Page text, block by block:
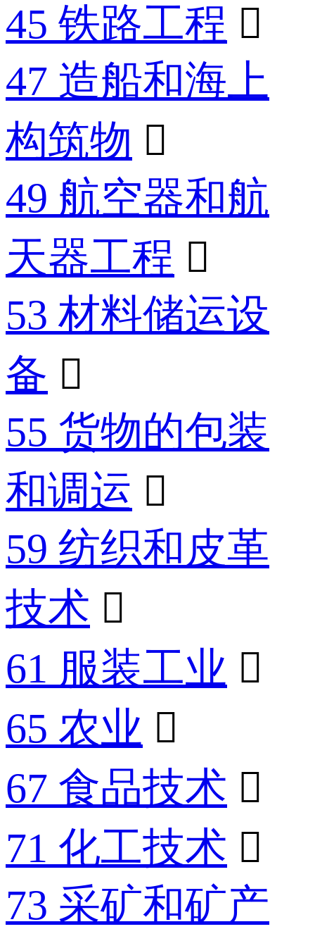
45 铁路工程 
47 造船和海上
构筑物 
49 航空器和航
天器工程 
53 材料储运设
备 
55 货物的包装
和调运 
59 纺织和皮革
技术 
61 服装工业 
65 农业 
67 食品技术 
71 化工技术 
73 采矿和矿产